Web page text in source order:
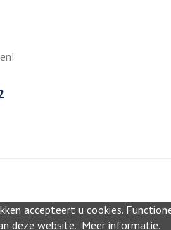
accepteert u cookies.
deze website. Meer informatie.